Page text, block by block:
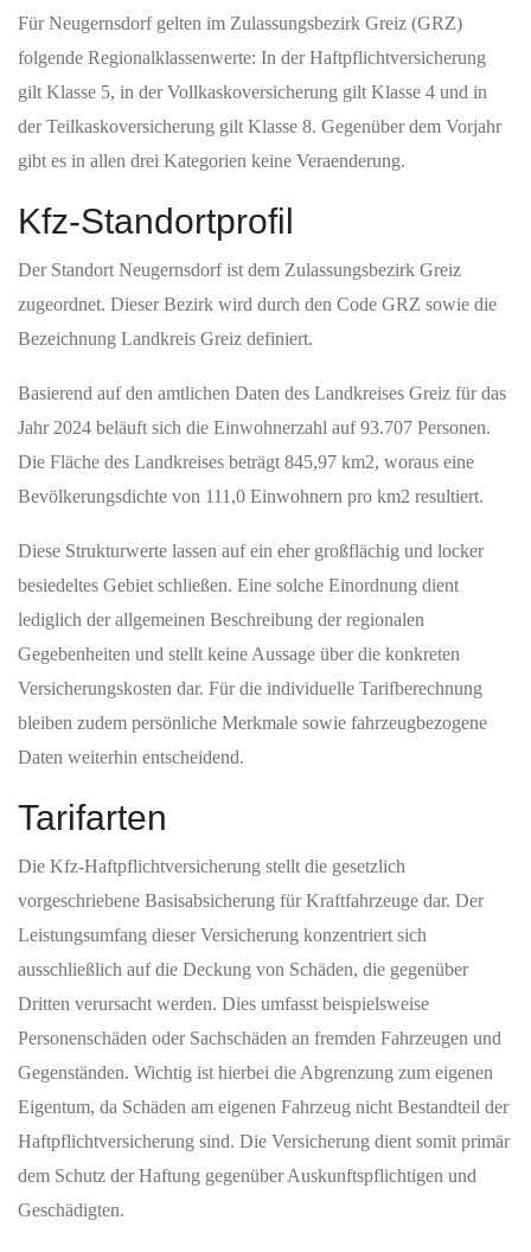
Für Neugernsdorf gelten im Zulassungsbezirk Greiz (GRZ)
folgende Regionalklassenwerte: In der Haftpflichtversicherung
gilt Klasse 5, in der Vollkaskoversicherung gilt Klasse 4 und in
der Teilkaskoversicherung gilt Klasse 8. Gegenüber dem Vorjahr
gibt es in allen drei Kategorien keine Veraenderung.
Kfz-Standortprofil
Der Standort Neugernsdorf ist dem Zulassungsbezirk Greiz
zugeordnet. Dieser Bezirk wird durch den Code GRZ sowie die
Bezeichnung Landkreis Greiz definiert.
Basierend auf den amtlichen Daten des Landkreises Greiz für das
Jahr 2024 beläuft sich die Einwohnerzahl auf 93.707 Personen.
Die Fläche des Landkreises beträgt 845,97 km2, woraus eine
Bevölkerungsdichte von 111,0 Einwohnern pro km2 resultiert.
Diese Strukturwerte lassen auf ein eher großflächig und locker
besiedeltes Gebiet schließen. Eine solche Einordnung dient
lediglich der allgemeinen Beschreibung der regionalen
Gegebenheiten und stellt keine Aussage über die konkreten
Versicherungskosten dar. Für die individuelle Tarifberechnung
bleiben zudem persönliche Merkmale sowie fahrzeugbezogene
Daten weiterhin entscheidend.
Tarifarten
Die Kfz-Haftpflichtversicherung stellt die gesetzlich
vorgeschriebene Basisabsicherung für Kraftfahrzeuge dar. Der
Leistungsumfang dieser Versicherung konzentriert sich
ausschließlich auf die Deckung von Schäden, die gegenüber
Dritten verursacht werden. Dies umfasst beispielsweise
Personenschäden oder Sachschäden an fremden Fahrzeugen und
Gegenständen. Wichtig ist hierbei die Abgrenzung zum eigenen
Eigentum, da Schäden am eigenen Fahrzeug nicht Bestandteil der
Haftpflichtversicherung sind. Die Versicherung dient somit primär
dem Schutz der Haftung gegenüber Auskunftspflichtigen und
Geschädigten.